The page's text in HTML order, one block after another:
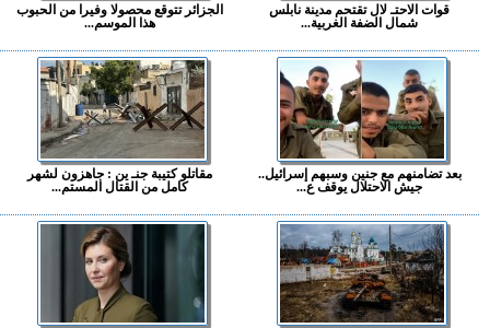
قوات الاحتـ لال تقتحم مدينة نابلس
شمال الضفة الغربية...
الجزائر تتوقع محصولا وفيرا من الحبوب
هذا الموسم...
بعد تضامنهم مع جنين وسبهم إسرائيل..
جيش الاحتلال يوقف ع...
مقاتلو كتيبة جنـ ين : جاهزون لشهر
كامل من القتال المستم...